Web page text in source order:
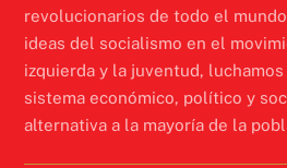
revolucionarios de todo el
ideas del socialismo en el
izquierda y la juventud,
sistema económico, político y
alternativa a la mayoría de la